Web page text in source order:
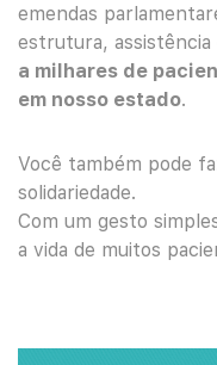
emendas
estrutura, assistência
a milhares de
em nosso estado.
Você também pode
solidariedade.
Com um gesto
a vida de muitos